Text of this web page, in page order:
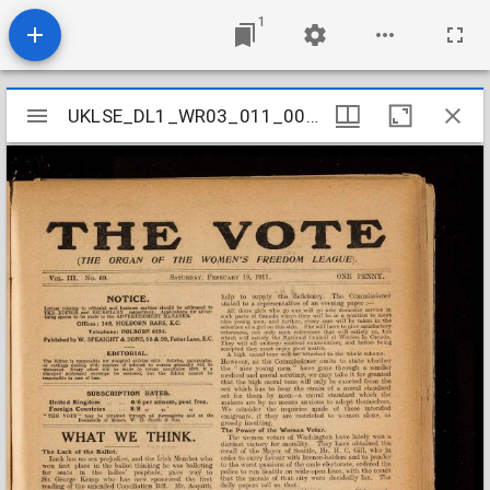
1
Mirador
viewer
UKLSE_DL1_WR03_011_003_0006
UKLSE_DL1_WR03_011_003_0006